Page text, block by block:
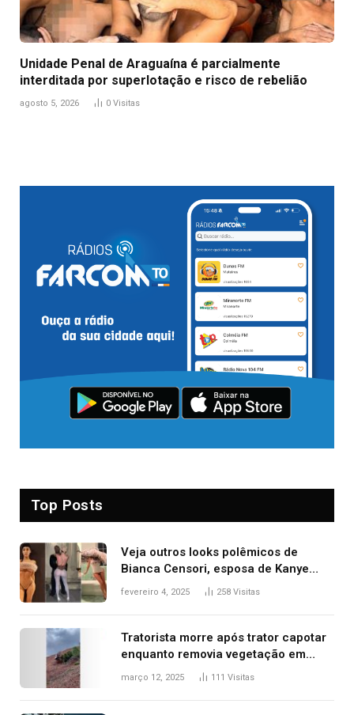
Unidade Penal de Araguaína é parcialmente
interditada por superlotação e risco de rebelião
agosto 5, 2026 0 Visitas
Top Posts
Veja outros looks polêmicos de
Bianca Censori, esposa de Kanye
West que apareceu nua no Grammy
fevereiro 4, 2025 258 Visitas
Tratorista morre após trator capotar
enquanto removia vegetação em
ribanceira de rodovia
março 12, 2025 111 Visitas